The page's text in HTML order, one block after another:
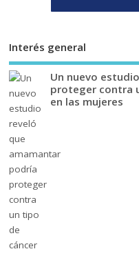
Interés general
Un nuevo
proteger contra
en las mujeres